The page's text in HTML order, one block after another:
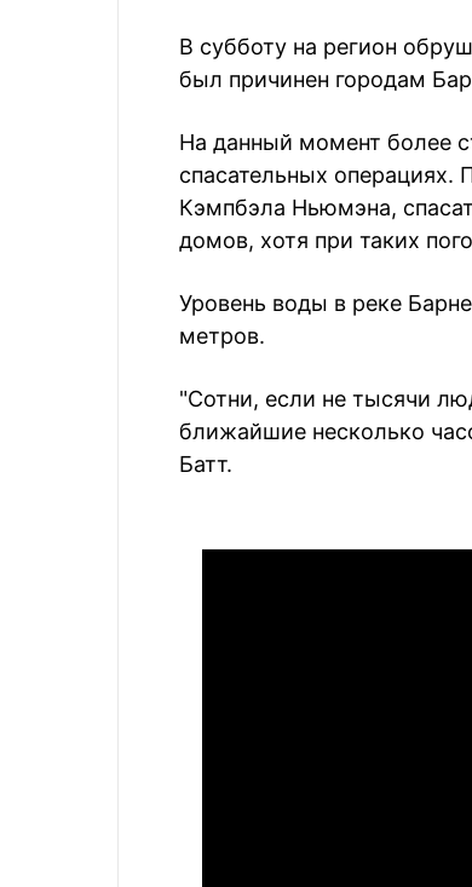
В субботу на регион
был причинен городам
На данный момент более
спасательных операциях.
Кэмпбэла Ньюмэна,
домов, хотя при таких
Уровень воды в реке
метров.
"Сотни, если не тысячи
ближайшие несколько
Батт.